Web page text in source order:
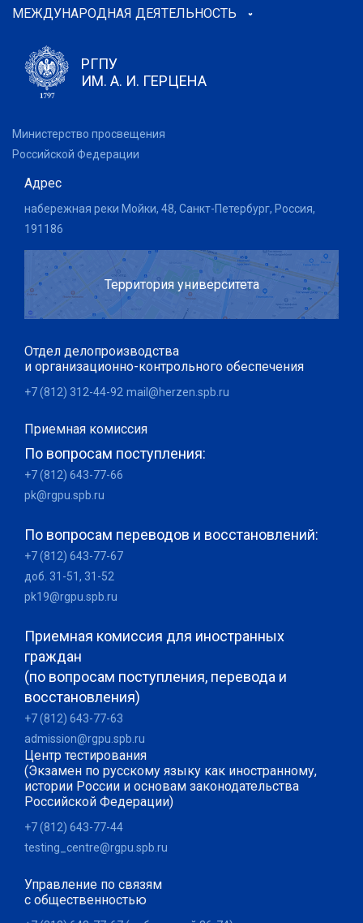
МЕЖДУНАРОДНАЯ ДЕЯТЕЛЬНОСТЬ
РГПУ
ИМ. А. И. ГЕРЦЕНА
Министерство просвещения
Российской Федерации
Адрес
набережная реки Мойки, 48, Санкт-Петербург, Россия,
191186
Территория университета
Отдел делопроизводства
и организационно-контрольного обеспечения
+7 (812) 312-44-92 mail@herzen.spb.ru
Приемная комиссия
По вопросам поступления:
+7 (812) 643-77-66
pk@rgpu.spb.ru
По вопросам переводов и восстановлений:
+7 (812) 643-77-67
доб. 31-51, 31-52
pk19@rgpu.spb.ru
Приемная комиссия для иностранных
граждан
(по вопросам поступления, перевода и
восстановления)
+7 (812) 643-77-63
admission@rgpu.spb.ru
Центр тестирования
(Экзамен по русскому языку как иностранному,
истории России и основам законодательства
Российской Федерации)
+7 (812) 643-77-44
testing_centre@rgpu.spb.ru
Управление по связям
с общественностью